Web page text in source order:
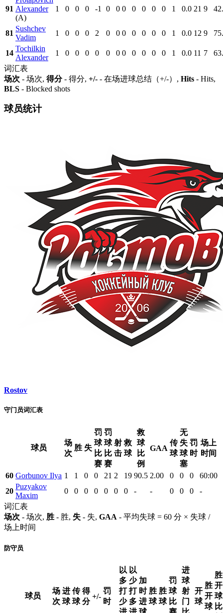
91 Alexander
(A)
1 0 0 0 -1 0 0 0 0 0 0 0 1 0.0 21 9
81
Sushchev
Vadim
1 0 0 0 2 0 0 0 0 0 0 0 1 0.0 12 9
14
Tochilkin
Alexander
1 0 0 0 0 0 0 0 0 0 0 0 1 0.0 11 7
词汇表
场次 - 场次, 得分- 得分, +/- - 在场进球总结（+/-）, Hits - Hits,
BLS - Blocked shots
球员统计
Rostov
守门员词汇表
球员
场
次
胜 失
罚
球
比
赛
罚
球
比
赛
射
击
救
球
救
球
比
例
GAA
传
球
无
失
球
塞
罚
时
场上
时间
60 Gorbunov Ilya 1 1 0 0 21 2 19 90.5 2.00 0 0 0
60:00
20
Puzyakov
Maxim
0 0 0 0 0 0 0 - - 0 0 0
-
词汇表
场次 - 场次, 胜 - 胜, 失 - 失, GAA - 平均失球 = 60 分 × 失球 /
场上时间
防守员
球员
场
次
进
球
传
球
得
分
+/-
罚
时
以
多
打
少
以
少
打
多
加
时
进
胜
球
胜
球
罚
球
比
进
球
射
门
开
球
胜
开
球
胜
开
球
比